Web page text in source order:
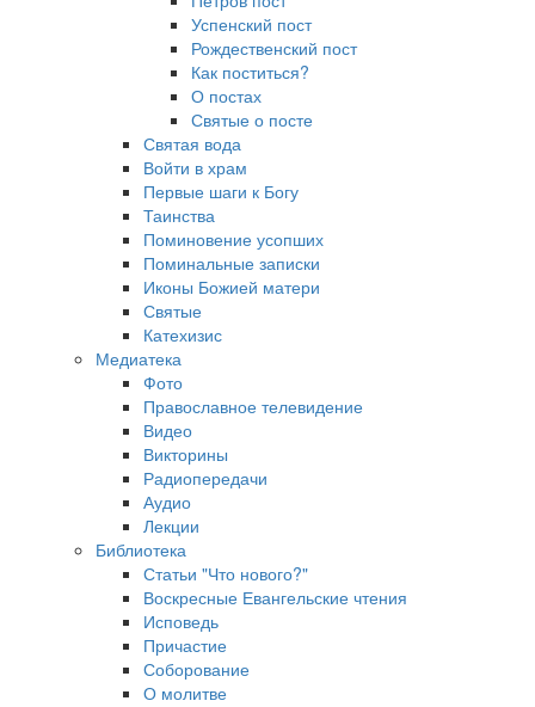
Успенский пост
Рождественский пост
Как поститься?
О постах
Святые о посте
Святая вода
Войти в храм
Первые шаги к Богу
Таинства
Поминовение усопших
Поминальные записки
Иконы Божией матери
Святые
Катехизис
Медиатека
Фото
Православное телевидение
Видео
Викторины
Радиопередачи
Аудио
Лекции
Библиотека
Статьи "Что нового?"
Воскресные Евангельские чтения
Исповедь
Причастие
Соборование
О молитве